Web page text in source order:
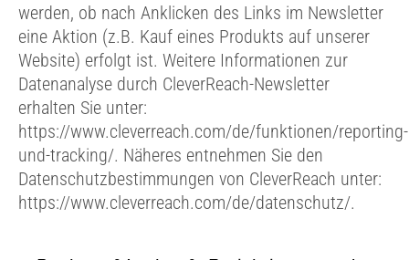
werden, ob nach Anklicken des Links im Newsletter
eine Aktion (z.B. Kauf eines Produkts auf unserer
Website) erfolgt ist. Weitere Informationen zur
Datenanalyse durch CleverReach-Newsletter
erhalten Sie unter:
https://www.cleverreach.com/de/funktionen/reporting-
und-tracking/. Näheres entnehmen Sie den
Datenschutzbestimmungen von CleverReach unter:
https://www.cleverreach.com/de/datenschutz/.